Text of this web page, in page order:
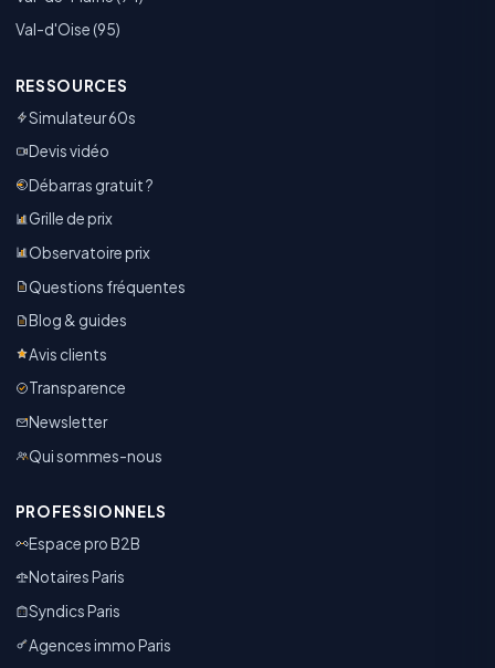
Val-d'Oise (95)
RESSOURCES
Simulateur 60s
Devis vidéo
Débarras gratuit ?
Grille de prix
Observatoire prix
Questions fréquentes
Blog & guides
Avis clients
Transparence
Newsletter
Qui sommes-nous
PROFESSIONNELS
Espace pro B2B
Notaires Paris
Syndics Paris
Agences immo Paris